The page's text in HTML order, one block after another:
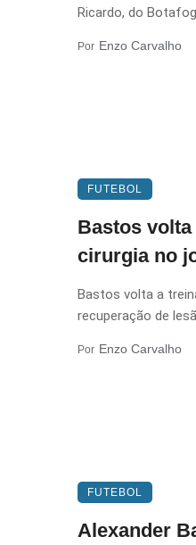
Ricardo, do
Por Enzo Carvalho
FUTEBOL
Bastos
cirurgia no
Bastos volta a
recuperação de
Por Enzo Carvalho
FUTEBOL
Alexander